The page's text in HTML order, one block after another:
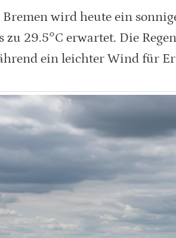
wird heute ein
zu 29.5°C erwartet. Die
ein leichter Wind für